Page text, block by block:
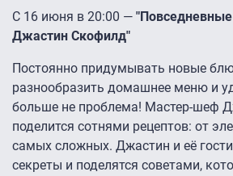
С 16 июня в 20:00 —
Джастин Скофилд"
Постоянно придумывать новые
разнообразить домашнее меню и
больше не проблема! Мастер-шеф
поделится сотнями рецептов: от
самых сложных. Джастин и её
секреты и поделятся советами,